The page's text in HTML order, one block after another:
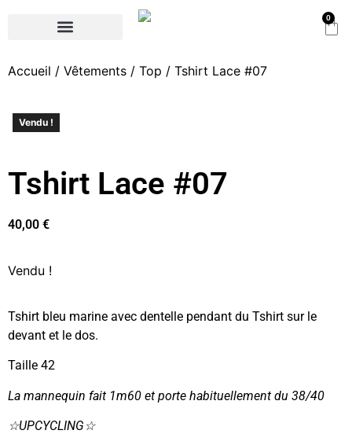
0
Accueil / Vêtements / Top / Tshirt Lace #07
Vendu !
Tshirt Lace #07
40,00 €
Vendu !
Tshirt bleu marine avec dentelle pendant du Tshirt sur le
devant et le dos.
Taille 42
La mannequin fait 1m60 et porte habituellement du 38/40
☆UPCYCLING☆